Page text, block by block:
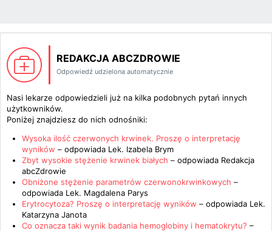
REDAKCJA ABCZDROWIE
Odpowiedź udzielona automatycznie
Nasi lekarze odpowiedzieli już na kilka podobnych pytań innych
użytkowników.
Poniżej znajdziesz do nich odnośniki:
Wysoka ilość czerwonych krwinek. Proszę o interpretację
wyników – odpowiada Lek. Izabela Brym
Zbyt wysokie stężenie krwinek białych – odpowiada Redakcja
abcZdrowie
Obniżone stężenie parametrów czerwonokrwinkowych –
odpowiada Lek. Magdalena Parys
Erytrocytoza? Proszę o interpretację wyników – odpowiada Lek.
Katarzyna Janota
Co oznacza taki wynik badania hemoglobiny i hematokrytu? –